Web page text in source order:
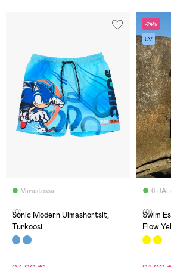
Varastossa
(0)
Sonic Modern Uimashortsit,
Turkoosi
-24%
UV
6
(0)
Swim
Flow